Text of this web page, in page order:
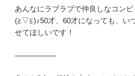
あんなにラブラブで仲良しなコン
(≧▽≦)♪50才、60才になっても、い
せてほしいです！
—————–